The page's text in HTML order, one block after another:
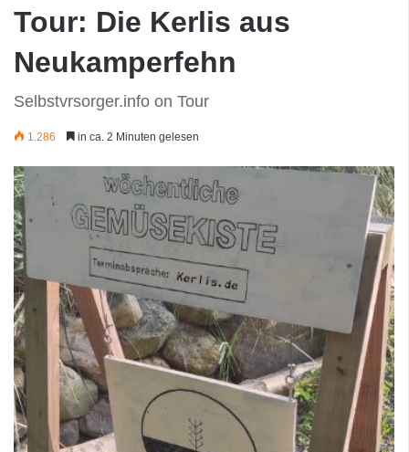
Tour: Die Kerlis aus
Neukamperfehn
Selbstvrsorger.info on Tour
1.286 in ca. 2 Minuten gelesen